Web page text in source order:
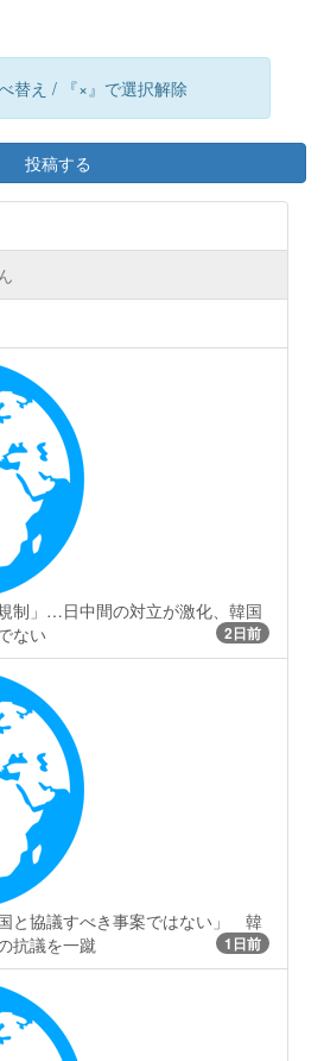
替え / 『×』で選択解除
投稿する
制」…日中間の対立が激化、韓国
ない
2日前
と協議すべき事案ではない」 韓
抗議を一蹴
1日前